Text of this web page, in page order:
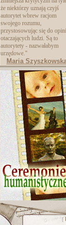
że niektórzy uznają czyjś
autorytet wbrew racjom
swojego rozumu,
przystosowując się do
otaczających ludzi. Są to
autorytety - nazwałabym
urzędowe."
Maria
[